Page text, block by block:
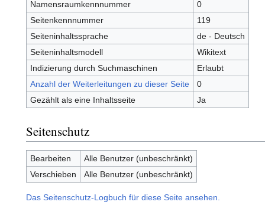
Namensraumkennnummer
0
Seitenkennnummer
119
Seiteninhaltssprache
de - Deutsch
Seiteninhaltsmodell
Wikitext
Indizierung durch Suchmaschinen
Erlaubt
Anzahl der Weiterleitungen zu dieser Seite
0
Gezählt als eine Inhaltsseite
Ja
Seitenschutz
Bearbeiten
Alle Benutzer (unbeschränkt)
Verschieben
Alle Benutzer (unbeschränkt)
Das Seitenschutz-Logbuch für diese Seite ansehen.